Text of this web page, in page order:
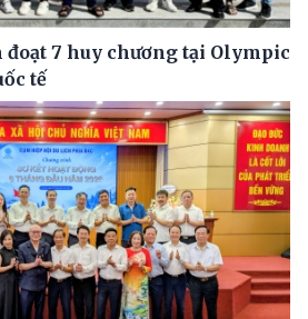
7 huy chương tại Olympic
tế